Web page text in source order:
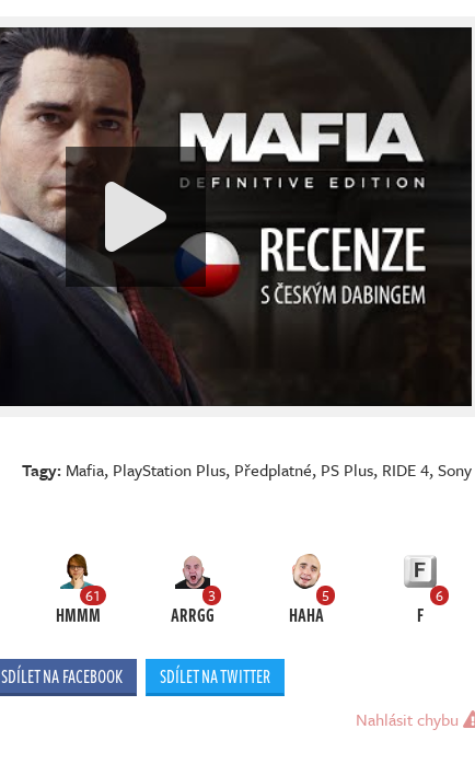
Tagy: Mafia, PlayStation Plus, Předplatné, PS Plus, RIDE 4,Sony
61
HMMM
3
ARRGG
5
HAHA
6
F
SDÍLET NA FACEBOOK SDÍLET NA TWITTER
Nahlásit chybu